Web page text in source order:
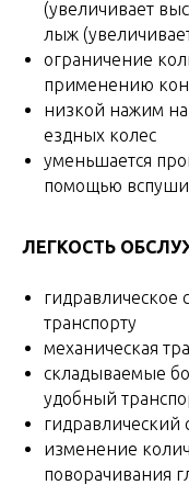
(увеличивает
лыж
ограничение
применению
низкой нажим на
ездных колес
уменьшается
помощью
ЛЕГКОСТЬ
гидравлическое
транспорту
механическая
складываемые
удобный
гидравлический
изменение
поворачивания